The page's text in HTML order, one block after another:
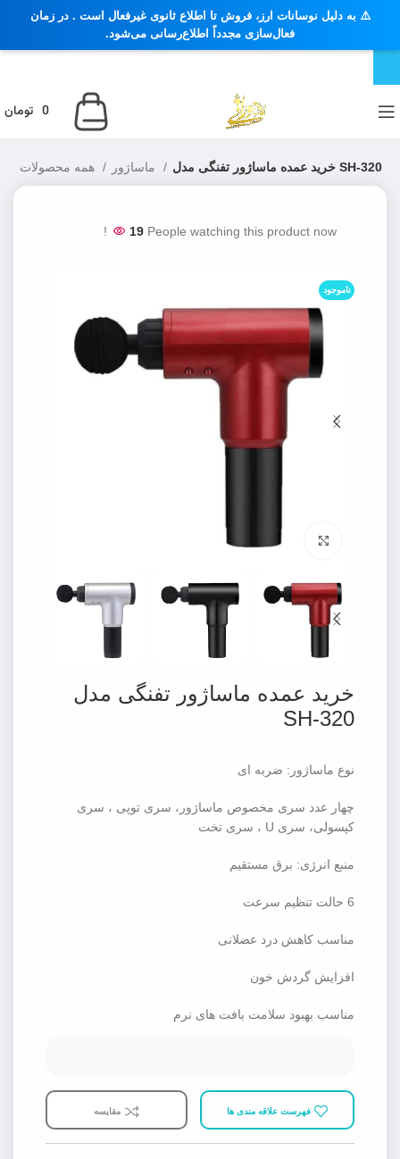
0 تومان
همه محصولات خرید عمده ماساژور تفنگی مدل SH-320
19 People watching this product now!
ناموجود
برای بزرگنمایی کلیک کنید
خرید عمده ماساژور تفنگی مدل
SH-320
نوع ماساژور: ضربه ای
چهار عدد سری مخصوص ماساژور، سری توپی ، سری
کپسولی، سری U ، سری تخت
منبع انرژی: برق مستقیم
6 حالت تنظیم سرعت
مناسب کاهش درد عضلانی
افزایش گردش خون
مناسب بهبود سلامت بافت های نرم
فهرست علاقه مندی ها مقایسه
⚠️ به دلیل نوسانات ارز، فروش تا اطلاع ثانوی غیرفعال است . در زمان
فعال‌سازی مجدداً اطلاع‌رسانی می‌شود.